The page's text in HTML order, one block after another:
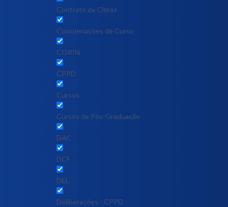
Contrato de Obras
Coordenações de Curso
CORIN
CPPD
Cursos
Cursos de Pós-Graduação
DAC
DCF
DEL
Deliberações - CPPD